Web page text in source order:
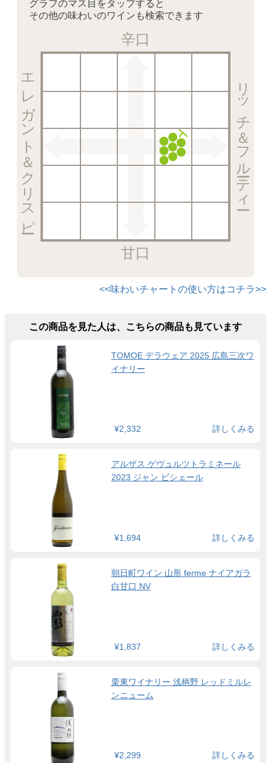
グラフのマス目をタップすると
その他の味わいのワインも検索できます
辛口
リッチ＆フルーティー
甘口
エレガント＆クリスピー
<<味わいチャートの使い方はコチラ>>
この商品を見た人は、こちらの商品も見ています
TOMOE デラウェア 2025 広島三次ワ
イナリー
¥2,332 詳しくみる
アルザス ゲヴュルツトラミネール
2023 ジャン ビシェール
¥1,694 詳しくみる
朝日町ワイン 山形 ferme ナイアガラ
白甘口 NV
¥1,837 詳しくみる
栗東ワイナリー 浅柄野 レッドミルレ
ンニューム
¥2,299 詳しくみる